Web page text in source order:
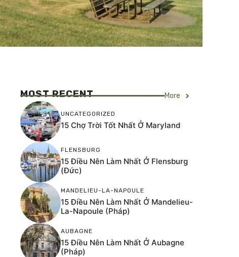
MOST RECENT More
UNCATEGORIZED
15 Chợ Trời Tốt Nhất Ở Maryland
FLENSBURG
15 Điều Nên Làm Nhất Ở Flensburg
(Đức)
MANDELIEU-LA-NAPOULE
15 Điều Nên Làm Nhất Ở Mandelieu-
La-Napoule (Pháp)
AUBAGNE
15 Điều Nên Làm Nhất Ở Aubagne
(Pháp)